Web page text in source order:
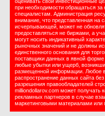
при необходимости обращаться за
специалистам. Администрация
внимание, что представленная на
исчерпывающей, может не
предоставляться не биржами, а
могут носить индикативный
рыночных значений и не должны
единственного основания для
поставщики данных в явной форме
любые убытки или ущерб,
размещенной информации. Любое
распространение данных сайта
разрешения правообладателей
milliondollarov.com может получать
рекламных партнеров в случае
маркетинговыми материалами или